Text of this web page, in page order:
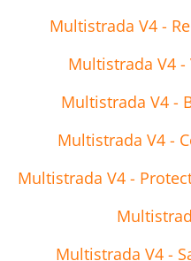
Multistrada V4 -
Multistrada V4
Multistrada V4 -
Multistrada V4 -
Multistrada V4 -
Multistrada V4 -